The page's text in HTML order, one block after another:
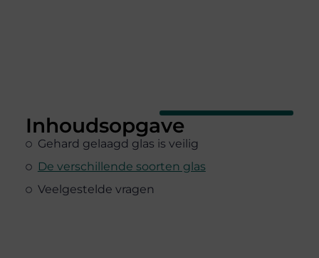
Inhoudsopgave
Gehard gelaagd glas is veilig
De verschillende soorten glas
Veelgestelde vragen